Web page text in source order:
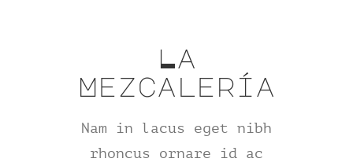
La
Mezcalería
Nam in lacus eget nibh
rhoncus ornare id ac